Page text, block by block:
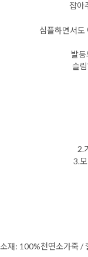
잡아
심플하면서
발
슬
2.
3.
소재: 100%천연소가죽 /